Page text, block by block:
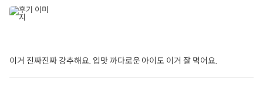
이거 진짜진짜 강추해요. 입맛 까다로운 아이도 이거 잘 먹어요.